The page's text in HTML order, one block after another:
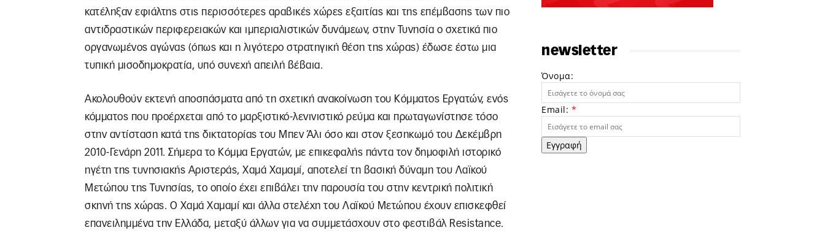
κατέληξαν εφιάλτης στις περισσότερες αραβικές χώρες εξαιτίας και της επέμβασης των πιο
αντιδραστικών περιφερειακών και ιμπεριαλιστικών δυνάμεων, στην Τυνησία ο σχετικά πιο
οργανωμένος αγώνας (όπως και η λιγότερο στρατηγική θέση της χώρας) έδωσε έστω μια
τυπική μισοδημοκρατία, υπό συνεχή απειλή βέβαια.
Ακολουθούν εκτενή αποσπάσματα από τη σχετική ανακοίνωση του Κόμματος Εργατών, ενός
κόμματος που προέρχεται από το μαρξιστικό-λενινιστικό ρεύμα και πρωταγωνίστησε τόσο
στην αντίσταση κατά της δικτατορίας του Μπεν Άλι όσο και στον ξεσηκωμό του Δεκέμβρη
2010-Γενάρη 2011. Σήμερα το Κόμμα Εργατών, με επικεφαλής πάντα τον δημοφιλή ιστορικό
ηγέτη της τυνησιακής Αριστεράς, Χαμά Χαμαμί, αποτελεί τη βασική δύναμη του Λαϊκού
Μετώπου της Τυνησίας, το οποίο έχει επιβάλει την παρουσία του στην κεντρική πολιτική
σκηνή της χώρας. Ο Χαμά Χαμαμί και άλλα στελέχη του Λαϊκού Μετώπου έχουν επισκεφθεί
επανειλημμένα την Ελλάδα, μεταξύ άλλων για να συμμετάσχουν στο φεστιβάλ Resistance.
newsletter
Όνομα:
Email: *
Εγγραφή